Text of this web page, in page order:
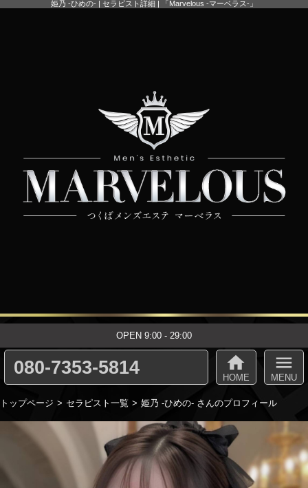
姫乃 -ひめの- | セラピスト詳細 | 「Marvelous -マーベラス-」
OPEN 9:00 - 29:00
080-7353-5814 home
HOME
menu
MENU
トップページ セラピスト一覧 姫乃 -ひめの- さんのプロフィール